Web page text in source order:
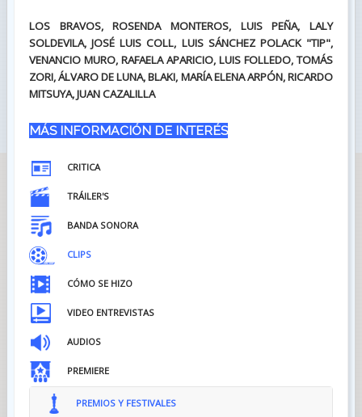
LOS BRAVOS, ROSENDA MONTEROS, LUIS PEÑA, LALY
SOLDEVILA, JOSÉ LUIS COLL, LUIS SÁNCHEZ POLACK "TIP",
VENANCIO MURO, RAFAELA APARICIO, LUIS FOLLEDO, TOMÁS
ZORI, ÁLVARO DE LUNA, BLAKI, MARÍA ELENA ARPÓN, RICARDO
MITSUYA, JUAN CAZALILLA
MÁS INFORMACIÓN DE INTERÉS
CRITICA
TRÁILER'S
BANDA SONORA
CLIPS
CÓMO SE HIZO
VIDEO ENTREVISTAS
AUDIOS
PREMIERE
PREMIOS Y FESTIVALES